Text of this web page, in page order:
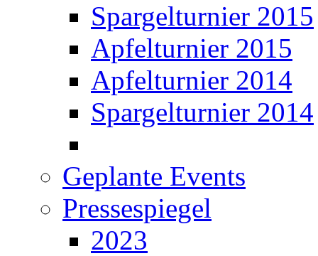
Spargelturnier 2015
Apfelturnier 2015
Apfelturnier 2014
Spargelturnier 2014
Geplante Events
Pressespiegel
2023